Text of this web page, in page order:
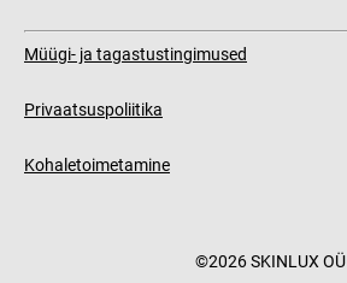
Müügi- ja tagastustingimused
Privaatsuspoliitika
Kohaletoimetamine
©2026 SKINLUX OÜ